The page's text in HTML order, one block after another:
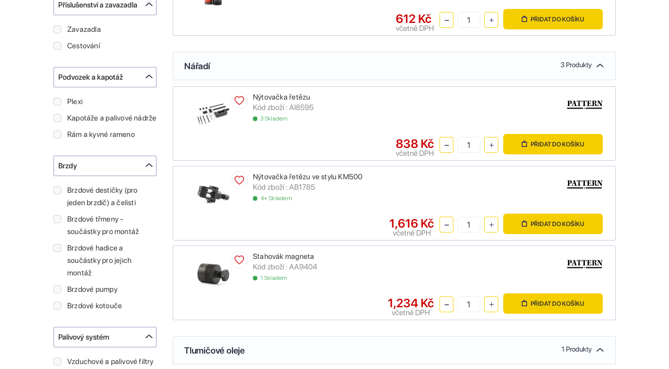
Příslušenství a zavazadla
Zavazadla
Cestování
Podvozek a kapotáž
Plexi
Kapotáže a palivové nádrže
Rám a kyvné rameno
Brzdy
Brzdové destičky (pro
jeden brzdič) a čelisti
Brzdové třmeny -
součástky pro montáž
Brzdové hadice a
součástky pro jejich
montáž
Brzdové pumpy
Brzdové kotouče
Palivový systém
Vzduchové a palivové filtry
612 Kč
včetně DPH
PŘIDAT DO KOŠÍKU
Nářadí 3 Produkty
Nýtovačka řetězu
Kód zboží : AI8595
3 Skladem
838 Kč
včetně DPH
PŘIDAT DO KOŠÍKU
Nýtovačka řetězu ve stylu KM500
Kód zboží : AB1785
4+ Skladem
1,616 Kč
včetně DPH
PŘIDAT DO KOŠÍKU
Stahovák magneta
Kód zboží : AA9404
1 Skladem
1,234 Kč
včetně DPH
PŘIDAT DO KOŠÍKU
Tlumičové oleje 1 Produkty